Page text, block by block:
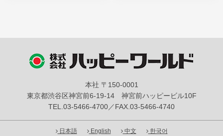
本社 〒150-0001
東京都渋谷区神宮前6-19-14 神宮前ハッピービル10F
TEL.03-5466-4700／FAX.03-5466-4740
日本語 English 中文 한국어